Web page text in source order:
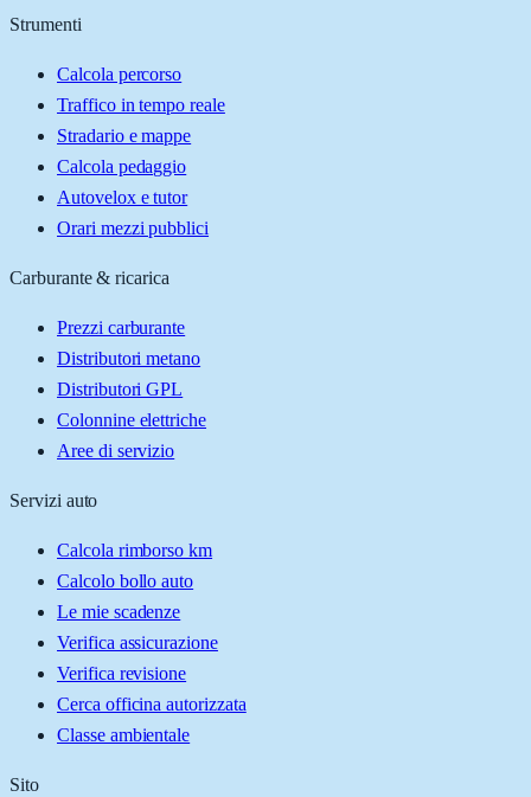
Strumenti
Calcola percorso
Traffico in tempo reale
Stradario e mappe
Calcola pedaggio
Autovelox e tutor
Orari mezzi pubblici
Carburante & ricarica
Prezzi carburante
Distributori metano
Distributori GPL
Colonnine elettriche
Aree di servizio
Servizi auto
Calcola rimborso km
Calcolo bollo auto
Le mie scadenze
Verifica assicurazione
Verifica revisione
Cerca officina autorizzata
Classe ambientale
Sito